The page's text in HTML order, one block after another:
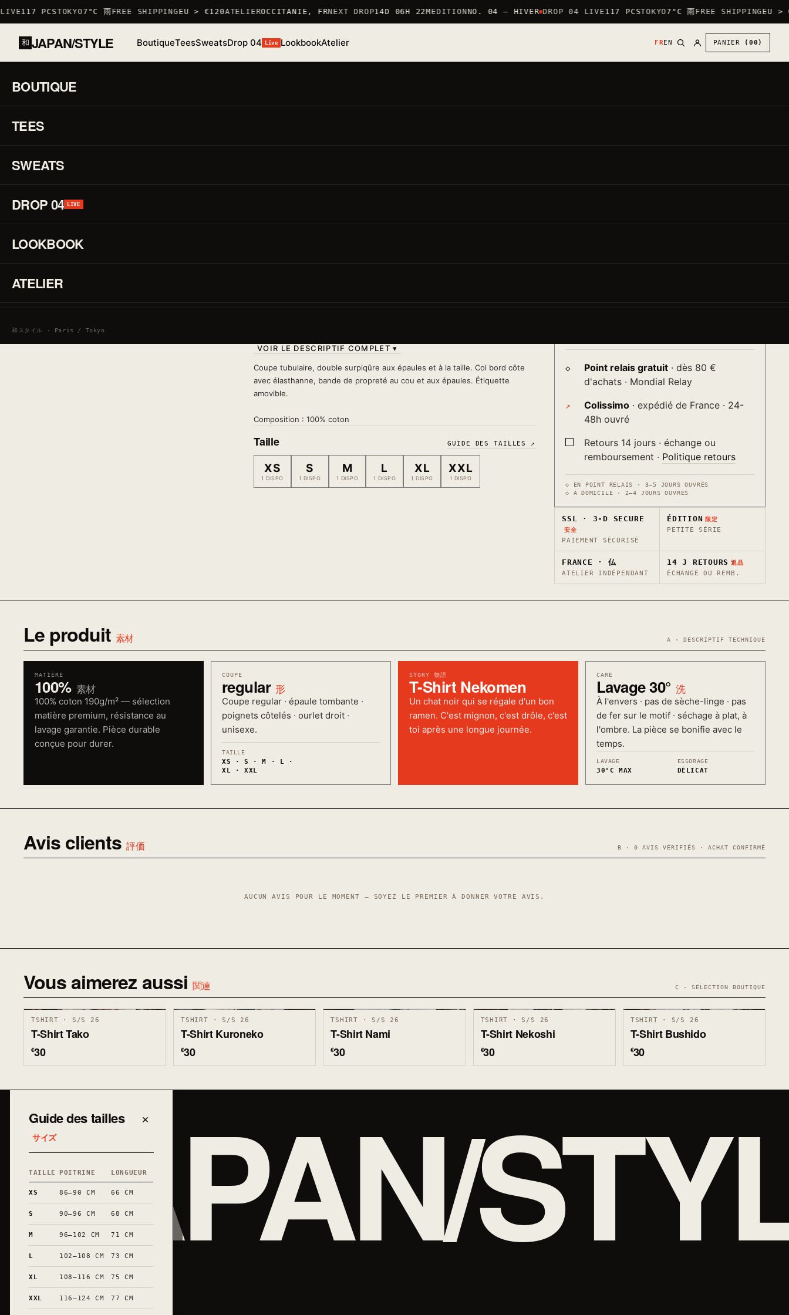
117 PCSTOKYO7°C 雨FREE SHIPPINGEU > €120ATELIEROCCITANIE, FRNEXT DROP14D 06H 22MEDITIONNO. 04 — HIVER DROP 04 LIVE117 PCSTOKYO7°C 雨FREE SHIPPINGEU >
和 JAPAN/STYLE BoutiqueTeesSweatsDrop 04 Live LookbookAtelier FREN PANIER (00)
BOUTIQUE
TEES
SWEATS
DROP 04 LIVE
LOOKBOOK
ATELIER
和スタイル · Paris / Tokyo
01 / 03
RÉF. TSHIRT_NEKOMEN · 100% COTON 190G/M² · MARQUÉ EN
100% COTON 190G/M² ÉDITION LIMITÉE
Matière · 100% coton 190g/m²— production soignée,
Coupe · regular— unisexe, épaule tombante
VOIR LE DESCRIPTIF COMPLET ▾
Coupe tubulaire, double surpiqûre aux épaules et à la taille. Col bord côte
avec élasthanne, bande de propreté au cou et aux épaules. Étiquette
amovible.
Composition : 100% coton
Taille GUIDE DES TAILLES ↗
XS
1 DISPO
S
1 DISPO
M
1 DISPO
L
1 DISPO
XL
1 DISPO
XXL
1 DISPO
30 ,00
PRIX DIRECT
PAR DÉFAUT : LOGO CŒUR (POITRINE) +
AJOUTER AU PANIER
♡
Point relais gratuit · dès 80 €
d'achats · Mondial Relay
Colissimo · expédié de France · 24-
48h ouvré
Retours 14 jours · échange ou
remboursement · Politique retours
◇ EN POINT RELAIS · 3–5 JOURS OUVRÉS
◇ À DOMICILE · 2–4 JOURS OUVRÉS
SSL · 3-D SECURE
安全
PAIEMENT SÉCURISÉ
ÉDITION 限定
PETITE SÉRIE
FRANCE · 仏
ATELIER INDÉPENDANT
14 J RETOURS 返品
ÉCHANGE OU REMB.
Le produit 素材 A · DESCRIPTIF TECHNIQUE
MATIÈRE
100% 素材
100% coton 190g/m² — sélection
matière premium, résistance au
lavage garantie. Pièce durable
conçue pour durer.
COUPE
regular 形
Coupe regular · épaule tombante ·
poignets côtelés · ourlet droit ·
unisexe.
TAILLE
XS · S · M · L ·
XL · XXL
STORY 物語
T-Shirt Nekomen
Un chat noir qui se régale d'un bon
ramen. C'est mignon, c'est drôle, c'est
toi après une longue journée.
CARE
Lavage 30° 洗
À l'envers · pas de sèche-linge · pas
de fer sur le motif · séchage à plat, à
l'ombre. La pièce se bonifie avec le
temps.
LAVAGE
30°C MAX
ESSORAGE
DÉLICAT
Avis clients 評価 B · 0 AVIS VÉRIFIÉS · ACHAT CONFIRMÉ
AUCUN AVIS POUR LE MOMENT — SOYEZ LE PREMIER À DONNER VOTRE AVIS.
Vous aimerez aussi 関連 C · SÉLECTION BOUTIQUE
TSHIRT · S/S 26
T-Shirt Tako
€30
TSHIRT · S/S 26
T-Shirt Kuroneko
€30
TSHIRT · S/S 26
T-Shirt Nami
€30
TSHIRT · S/S 26
T-Shirt Nekoshi
€30
TSHIRT · S/S 26
T-Shirt Bushido
€30
Guide des tailles
サイズ
×
TAILLE POITRINE LONGUEUR
XS 86–90 CM 66 CM
S 90–96 CM 68 CM
M 96–102 CM 71 CM
L 102–108 CM 73 CM
XL 108–116 CM 75 CM
XXL 116–124 CM 77 CM
JAPAN/